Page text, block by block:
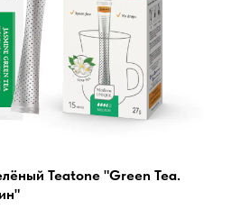
Teatone "Green Tea.